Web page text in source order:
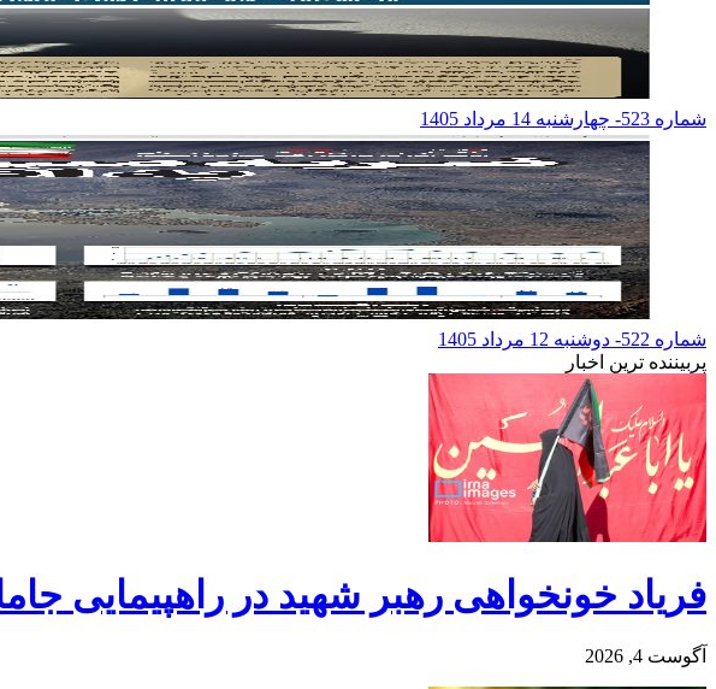
شماره 523- چهارشنبه 14 مرداد 1405
شماره 522- دوشنبه 12 مرداد 1405
پربیننده ترین اخبار
فریاد خونخواهی رهبر شهید در راهپیمایی
آگوست 4, 2026